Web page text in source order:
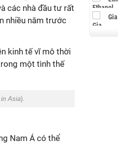
các nhà đầu tư rất
nhiều năm trước
kinh tế vĩ mô thời
một tình thế
in Asia).
Nam Á có thể